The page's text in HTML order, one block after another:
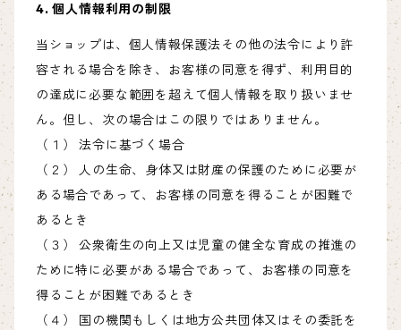
4. 個人情報利用の制限
当ショップは、個人情報保護法その他の法令により許
容される場合を除き、お客様の同意を得ず、利用目的
の達成に必要な範囲を超えて個人情報を取り扱いませ
ん。但し、次の場合はこの限りではありません。
（１） 法令に基づく場合
（２） 人の生命、身体又は財産の保護のために必要が
ある場合であって、お客様の同意を得ることが困難で
あるとき
（３） 公衆衛生の向上又は児童の健全な育成の推進の
ために特に必要がある場合であって、お客様の同意を
得ることが困難であるとき
（４） 国の機関もしくは地方公共団体又はその委託を